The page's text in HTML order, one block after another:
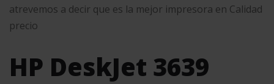
atrevemos a decir que es la mejor impresora en Calidad
precio
HP DeskJet 3639